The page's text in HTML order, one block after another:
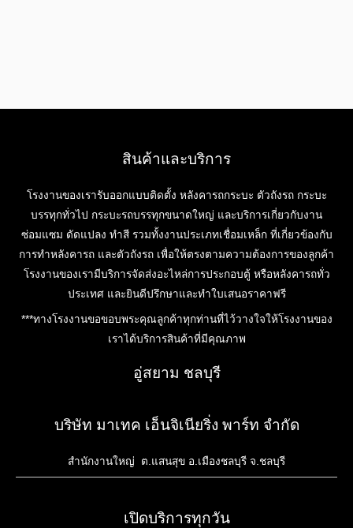
สินค้าและบริการ
โรงงานของเรารับออกแบบติดตั้ง หลังคารถกระบะ ตัวถังรถ กระบะ
บรรทุกทั่วไป กระบะรถบรรทุกขนาดใหญ่ และบริการเกี่ยวกับงาน
ซ่อมแซม ดัดแปลง ทำสี รวมทั้งงานประเภทเชื่อมเหล็ก ที่เกี่ยวข้องกับ
การทำหลังคารถ และตัวถังรถ เพื่อให้ตรงตามความต้องการของลูกค้า
โรงงานของเรามีบริการจัดส่งอะไหล่การประกอบตู้ หรือหลังคารถทั่ว
ประเทศ และยินดีปรึกษาและทำใบเสนอราคาฟรี
***ทางโรงงานขอขอบพระคุณลูกค้าทุกท่านที่ไว้วางใจให้โรงงานของ
เราได้บริการสินค้าที่มีคุณภาพ
อู่สยาม ชลบุรี
บริษัท มาเทค เอ็นจิเนียริ่ง พาร์ท จำกัด
สำนักงานใหญ่ ต.แสนสุข อ.เมืองชลบุรี จ.ชลบุรี
เปิดบริการทุกวัน